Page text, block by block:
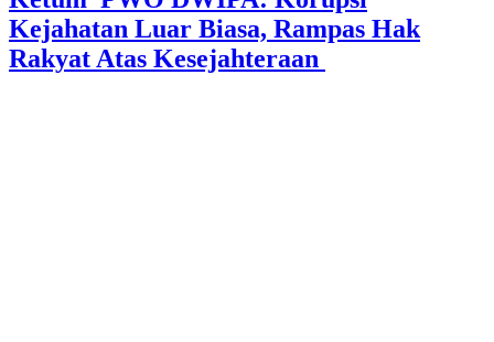
Kejahatan Luar Biasa, Rampas Hak
Rakyat Atas Kesejahteraan